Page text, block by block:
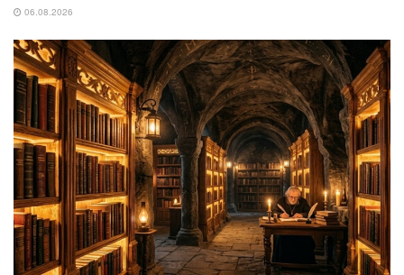
06.08.2026